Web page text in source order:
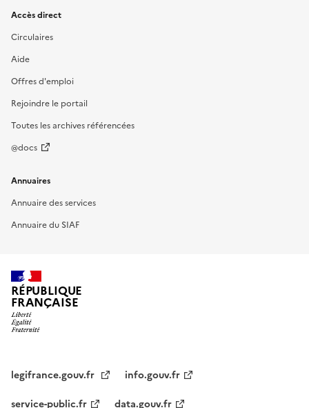
Accès direct
Circulaires
Aide
Offres d'emploi
Rejoindre le portail
Toutes les archives référencées
@docs
Annuaires
Annuaire des services
Annuaire du SIAF
RÉPUBLIQUE
FRANÇAISE
legifrance.gouv.fr
info.gouv.fr
service-public.fr
data.gouv.fr